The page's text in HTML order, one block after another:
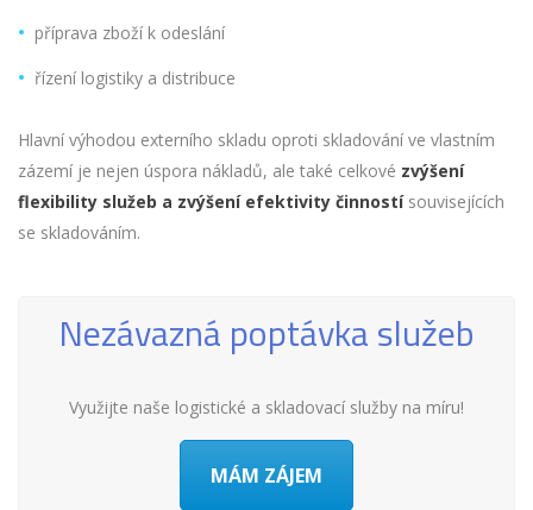
příprava zboží k odeslání
řízení logistiky a distribuce
Hlavní výhodou externího skladu oproti skladování ve vlastním
zázemí je nejen úspora nákladů, ale také celkové zvýšení
flexibility služeb a zvýšení efektivity činnostísouvisejících
se skladováním.
Nezávazná poptávka služeb
Využijte naše logistické a skladovací služby na míru!
MÁM ZÁJEM